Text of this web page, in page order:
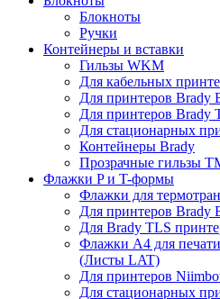
Блокноты
Ручки
Контейнеры и вставки
Гильзы WKM
Для кабельных
Для принтеров Brady
Для принтеров Brady
Для стационарных
Контейнеры Brady
Прозрачные гильзы
Флажки P и T-формы
Флажки для
Для принтеров Brady
Для Brady TLS
Флажки A4 для
(Листы LAT)
Для принтеров
Для стационарных